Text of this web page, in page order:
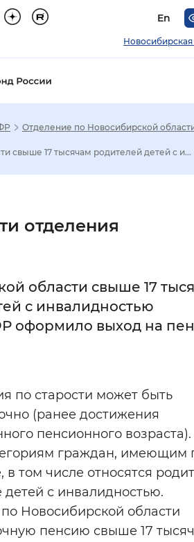
En
Новосибирская
отображения
Увеличенный
засечек
Интервал между буквами
Цвет сайта
Инверсивный
Синий фон
Изображения
Выключены
Отделение по Новосибирской
свыше 17 тысячам родителей детей с и...
отделения
области свыше 17
с инвалидностью
оформило выход на
по старости может быть
(ранее достижения
пенсионного
граждан, имеющим
в том числе относятся
с инвалидностью.
Новосибирской области
пенсию свыше 17